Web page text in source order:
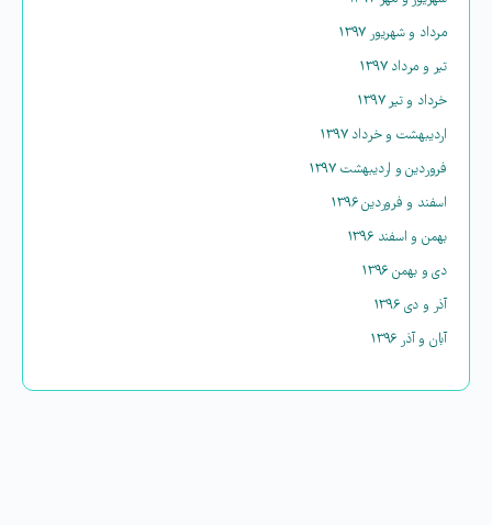
مرداد و شهریور ۱۳۹۷
تیر و مرداد ۱۳۹۷
خرداد و تیر ۱۳۹۷
اردیبهشت و خرداد ۱۳۹۷
فروردین و اردیبهشت ۱۳۹۷
اسفند و فروردین ۱۳۹۶
بهمن و اسفند ۱۳۹۶
دی و بهمن ۱۳۹۶
آذر و دی ۱۳۹۶
آبان و آذر ۱۳۹۶